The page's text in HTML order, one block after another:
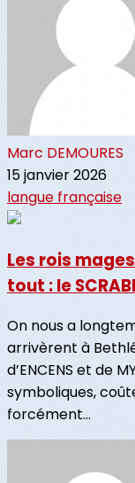
Marc DEMOURES
15 janvier 2026
langue française
Les rois
tout : le
On nous a
arrivèrent à
d’ENCENS et de
symboliques,
forcément...